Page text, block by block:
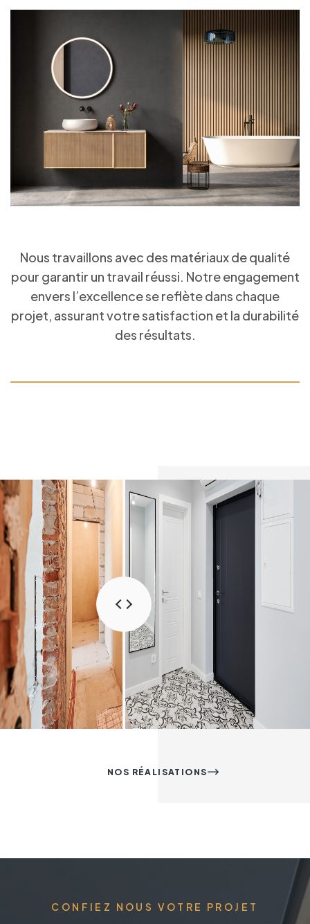
Nous travaillons avec des matériaux de qualité
pour garantir un travail réussi. Notre engagement
envers l’excellence se reflète dans chaque
projet, assurant votre satisfaction et la durabilité
des résultats.
NOS RÉALISATIONS
CONFIEZ NOUS VOTRE PROJET